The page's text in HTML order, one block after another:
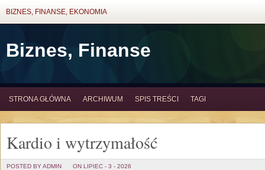
BIZNES, FINANSE, EKONOMIA
Biznes, Finanse
STRONA GŁÓWNA ARCHIWUM SPIS TREŚCI TAGI
Kardio i wytrzymałość
POSTED BY ADMIN ON LIPIEC - 3 - 2026